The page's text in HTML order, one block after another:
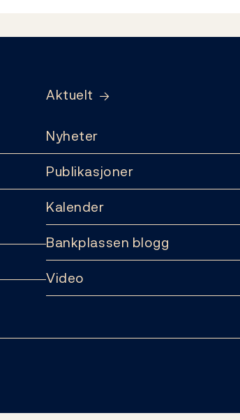
Aktuelt
Nyheter
Publikasjoner
Kalender
Bankplassen blogg
Video